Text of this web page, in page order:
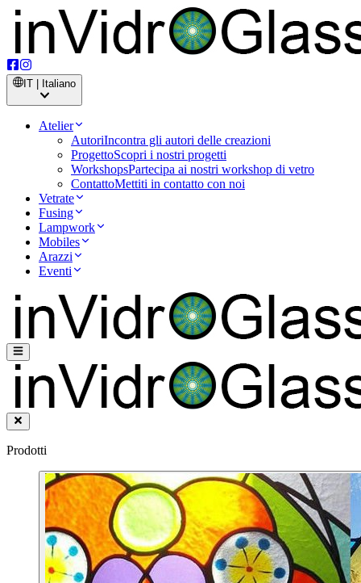
IT | Italiano
Atelier
AutoriIncontra gli autori delle creazioni
ProgettoScopri i nostri progetti
WorkshopsPartecipa ai nostri workshop di vetro
ContattoMettiti in contatto con noi
Vetrate
Fusing
Lampwork
Mobiles
Arazzi
Eventi
Prodotti